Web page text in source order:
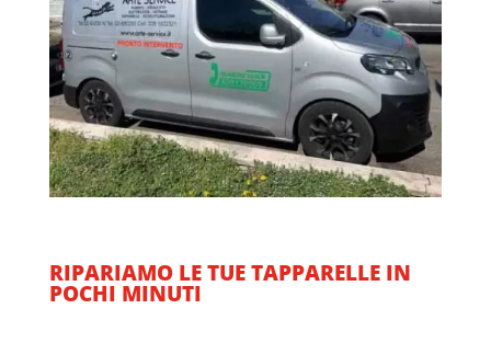
RIPARIAMO LE TUE TAPPARELLE IN
POCHI MINUTI